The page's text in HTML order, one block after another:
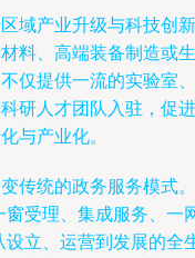
域产业升级与科技创新
料、高端装备制造或生
仅提供一流的实验室、
研人才团队入驻，促进
与产业化。
传统的政务服务模式。
窗受理、集成服务、一
设立、运营到发展的全